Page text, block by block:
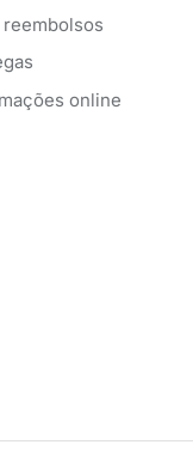
online